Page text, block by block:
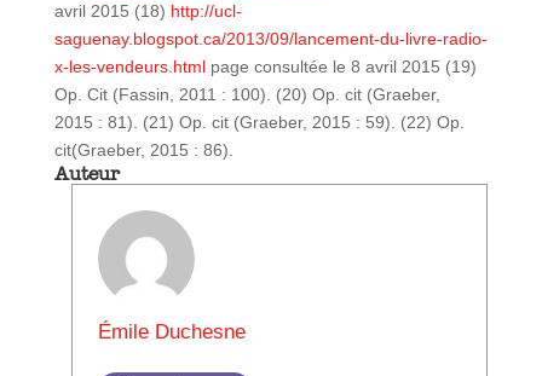
avril 2015 (18) http://ucl-
saguenay.blogspot.ca/2013/09/lancement-du-livre-radio-
x-les-vendeurs.htmlpage consultée le 8 avril 2015 (19)
Op. Cit (Fassin, 2011 : 100). (20) Op. cit (Graeber,
2015 : 81). (21) Op. cit (Graeber, 2015 : 59). (22) Op.
cit(Graeber, 2015 : 86).
Auteur
Émile Duchesne